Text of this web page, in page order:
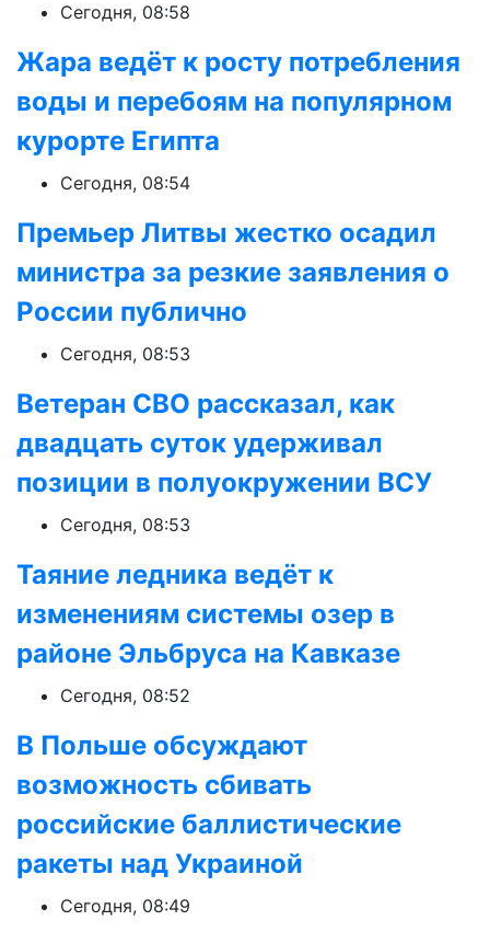
Сегодня, 08:58
Жара ведёт к росту потребления
воды и перебоям на популярном
курорте Египта
Сегодня, 08:54
Премьер Литвы жестко осадил
министра за резкие заявления о
России публично
Сегодня, 08:53
Ветеран СВО рассказал, как
двадцать суток удерживал
позиции в полуокружении ВСУ
Сегодня, 08:53
Таяние ледника ведёт к
изменениям системы озер в
районе Эльбруса на Кавказе
Сегодня, 08:52
В Польше обсуждают
возможность сбивать
российские баллистические
ракеты над Украиной
Сегодня, 08:49